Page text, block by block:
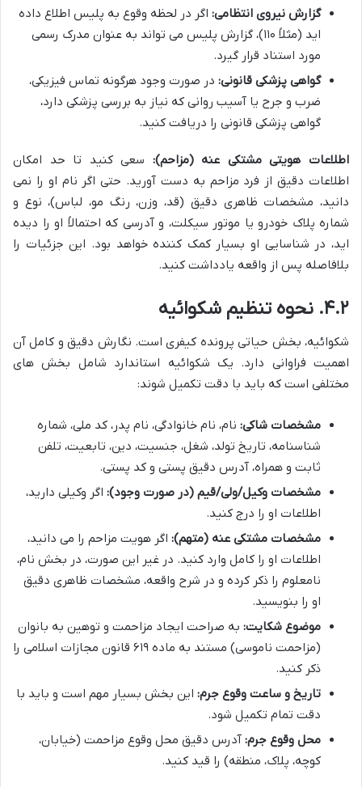
گزارش نیروی انتظامی: اگر در لحظه وقوع به پلیس اطلاع داده
اید (مثلاً ۱۱۰)، گزارش پلیس می تواند به عنوان مدرک رسمی
مورد استناد قرار گیرد.
گواهی پزشکی قانونی: در صورت وجود هرگونه تماس فیزیکی،
ضرب و جرح یا آسیب روانی که نیاز به بررسی پزشکی دارد،
گواهی پزشکی قانونی را دریافت کنید.
اطلاعات هویتی مشتکی عنه (مزاحم): سعی کنید تا حد امکان
اطلاعات دقیق از فرد مزاحم به دست آورید. حتی اگر نام او را نمی
دانید، مشخصات ظاهری دقیق (قد، وزن، رنگ مو، لباس)، نوع و
شماره پلاک خودرو یا موتور سیکلت، و آدرسی که احتمالاً او را دیده
اید، در شناسایی او بسیار کمک کننده خواهد بود. این جزئیات را
بلافاصله پس از واقعه یادداشت کنید.
۴.۲. نحوه تنظیم شکوائیه
شکوائیه، بخش حیاتی پرونده کیفری است. نگارش دقیق و کامل آن
اهمیت فراوانی دارد. یک شکوائیه استاندارد شامل بخش های
مختلفی است که باید با دقت تکمیل شوند:
مشخصات شاکی: نام، نام خانوادگی، نام پدر، کد ملی، شماره
شناسنامه، تاریخ تولد، شغل، جنسیت، دین، تابعیت، تلفن
ثابت و همراه، آدرس دقیق پستی و کد پستی.
مشخصات وکیل/ولی/قیم (در صورت وجود): اگر وکیلی دارید،
اطلاعات او را درج کنید.
مشخصات مشتکی عنه (متهم): اگر هویت مزاحم را می دانید،
اطلاعات او را کامل وارد کنید. در غیر این صورت، در بخش نام،
نامعلوم را ذکر کرده و در شرح واقعه، مشخصات ظاهری دقیق
او را بنویسید.
موضوع شکایت: به صراحت ایجاد مزاحمت و توهین به بانوان
(مزاحمت ناموسی) مستند به ماده ۶۱۹ قانون مجازات اسلامی را
ذکر کنید.
تاریخ و ساعت وقوع جرم: این بخش بسیار مهم است و باید با
دقت تمام تکمیل شود.
محل وقوع جرم: آدرس دقیق محل وقوع مزاحمت (خیابان،
کوچه، پلاک، منطقه) را قید کنید.